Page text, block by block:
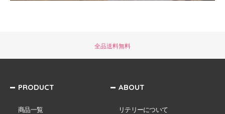
全品送料無料
PRODUCT
商品一覧
ABOUT
リテリーについて